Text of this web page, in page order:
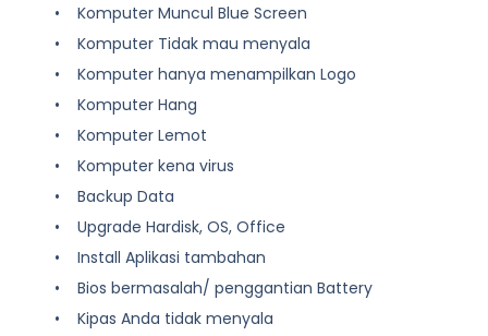
• Komputer Muncul Blue Screen
• Komputer Tidak mau menyala
• Komputer hanya menampilkan Logo
• Komputer Hang
• Komputer Lemot
• Komputer kena virus
• Backup Data
• Upgrade Hardisk, OS, Office
• Install Aplikasi tambahan
• Bios bermasalah/ penggantian Battery
• Kipas Anda tidak menyala